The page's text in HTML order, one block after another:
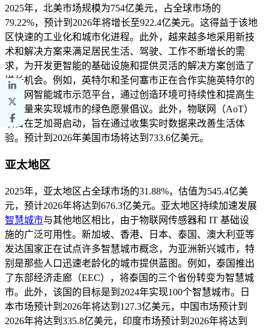
2025年，北美市场规模为754亿美元，占全球市场的
79.22%，预计到2026年将增长至922.4亿美元。这得益于该地
区快速的工业化和城市化进程。此外，越来越多地采用新技
术和解决方案来满足居民生活、驾驶、工作不断增长的需
求，为开发更智能的基础设施和提供灵活的解决方案创造了
增长机会。例如，英特尔和圣何塞市正在合作实施英特尔的
物联网智能城市示范平台，通过创造环境可持续性和提高生
活质量来实现城市的绿色愿景倡议。此外，物联网（AoT）
项目在芝加哥启动，旨在通过收集实时数据来改善生活体
验。预计到2026年美国市场将达到733.6亿美元。
亚太地区
2025年，亚太地区占全球市场的31.88%，估值为545.4亿美
元，预计2026年将达到676.3亿美元。亚太地区持续加速发展
智慧城市与其他地区相比，由于物联网传感器和 IT 基础设
施的广泛可用性。新加坡、香港、日本、泰国、澳大利亚等
发达国家正在试点许多智慧城市概念，为亚洲新兴城市，特
别是那些人口迅速老龄化的城市提供蓝图。例如，泰国推出
了东部经济走廊（EEC），将泰国的三个省份转变为智慧城
市。此外，该国的目标是到2024年实现100个智慧城市。日
本市场预计到2026年将达到127.3亿美元，中国市场预计到
2026年将达到335.8亿美元，印度市场预计到2026年将达到